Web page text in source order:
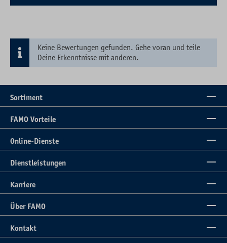
Keine Bewertungen gefunden. Gehe voran und teile
Deine Erkenntnisse mit anderen.
Sortiment
FAMO Vorteile
Online-Dienste
Dienstleistungen
Karriere
Über FAMO
Kontakt